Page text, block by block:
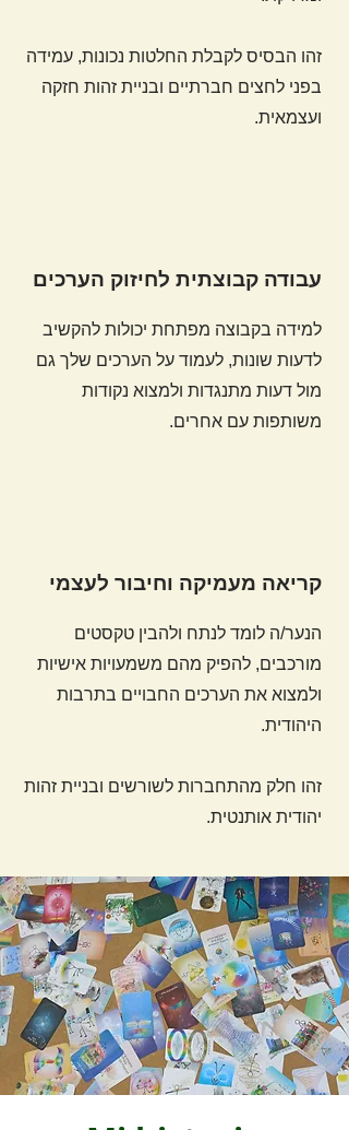
זהו הבסיס לקבלת החלטות נכונות, עמידה
בפני לחצים חברתיים ובניית זהות חזקה
ועצמאית.
עבודה קבוצתית לחיזוק הערכים
למידה בקבוצה מפתחת יכולות להקשיב
לדעות שונות, לעמוד על הערכים שלך גם
מול דעות מתנגדות ולמצוא נקודות
משותפות עם אחרים.
קריאה מעמיקה וחיבור לעצמי
הנער/ה לומד לנתח ולהבין טקסטים
מורכבים, להפיק מהם משמעויות אישיות
ולמצוא את הערכים החבויים בתרבות
היהודית.
זהו חלק מהתחברות לשורשים ובניית זהות
יהודית אותנטית.